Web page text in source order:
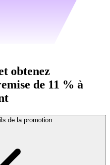
obtenez
de 11 % à
de la promotion